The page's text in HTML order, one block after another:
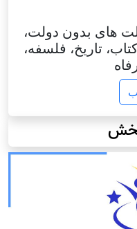
های بدون دولت،
تاریخ، فلسفه،